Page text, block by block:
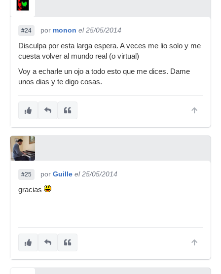
#24 por monon el 25/05/2014
Disculpa por esta larga espera. A veces me lio solo y me
cuesta volver al mundo real (o virtual)
Voy a echarle un ojo a todo esto que me dices. Dame
unos dias y te digo cosas.
#25 por Guille el 25/05/2014
gracias